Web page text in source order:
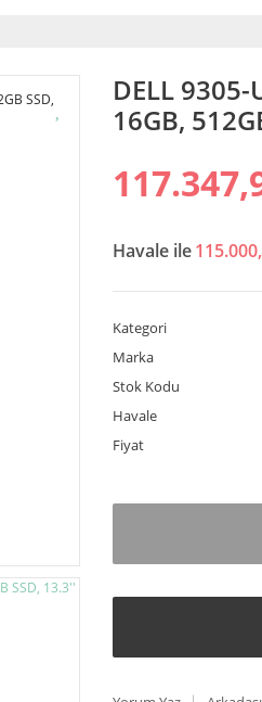
DELL 9305-
16GB,
Havale ile
Kategori
Marka
Stok Kodu
Havale
Fiyat